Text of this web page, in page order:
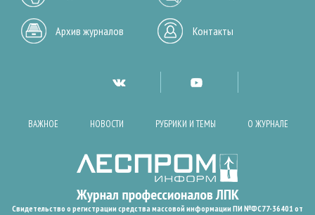
Архив журналов Контакты
ВАЖНОЕ НОВОСТИ РУБРИКИ И ТЕМЫ О ЖУРНАЛЕ
Свидетельство о регистрации средства массовой информации ПИ №ФС77-36401 от